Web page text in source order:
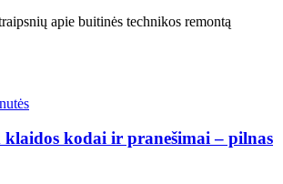
apie buitinės technikos remontą
kodai ir pranešimai – pilnas